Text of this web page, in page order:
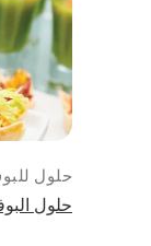
حلول
حلول